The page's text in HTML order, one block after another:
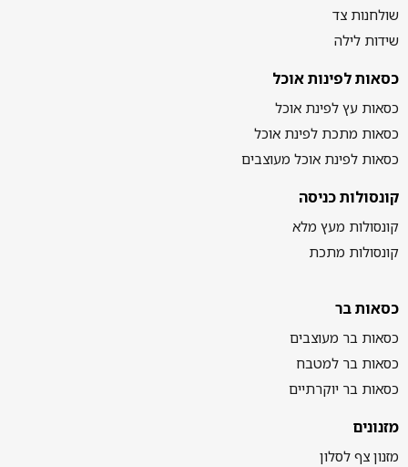
שולחנות צד
שידות לילה
כסאות לפינות אוכל
כסאות עץ לפינת אוכל
כסאות מתכת לפינת אוכל
כסאות לפינת אוכל מעוצבים
קונסולות כניסה
קונסולות מעץ מלא
קונסולות מתכת
כסאות בר
כסאות בר מעוצבים
כסאות בר למטבח
כסאות בר יוקרתיים
מזנונים
מזנון צף לסלון